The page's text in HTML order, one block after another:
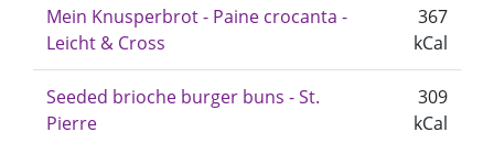
Mein Knusperbrot - Paine crocanta -
Leicht & Cross
367
kCal
Seeded brioche burger buns - St.
Pierre
309
kCal